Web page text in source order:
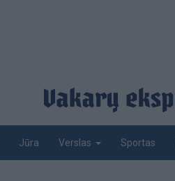
Jūra Verslas Sportas